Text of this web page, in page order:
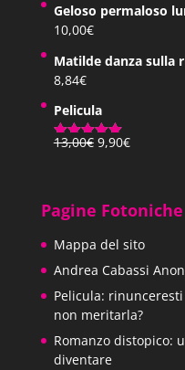
Geloso permaloso
10,00€
Matilde danza sulla
8,84€
Pelicula
Valutato
13,00€ Il
13,00€.
9,90€Il
9,90€.
Pagine Fotoniche
Mappa del sito
Andrea Cabassi
Pelicula:
non meritarla?
Romanzo distopico:
diventare